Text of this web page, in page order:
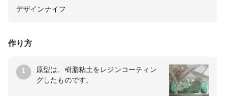
作り方
1
原型は、樹脂粘土をレジンコーティン
グしたものです。
デザインナイフ